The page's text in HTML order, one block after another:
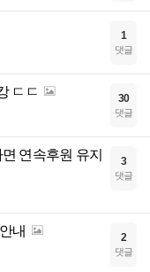
1
댓글
ㄷㄷ 30
댓글
연속후원 유지
3
댓글
내 2
댓글